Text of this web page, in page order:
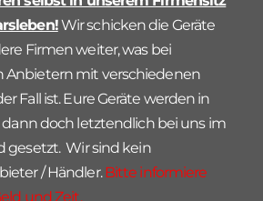
Wir schicken die Geräte
Firmen weiter, was bei
mit verschiedenen
Fall ist. Eure Geräte werden in
dann doch letztendlich bei uns im
gesetzt. Wir sind kein
/ Händler.Bitte informiere
und Zeit.